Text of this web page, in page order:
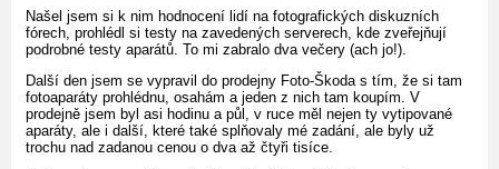
Našel jsem si k nim hodnocení lidí na fotografických diskuzních
fórech, prohlédl si testy na zavedených serverech, kde zveřejňují
podrobné testy aparátů. To mi zabralo dva večery (ach jo!).
Další den jsem se vypravil do prodejny Foto-Škoda s tím, že si tam
fotoaparáty prohlédnu, osahám a jeden z nich tam koupím. V
prodejně jsem byl asi hodinu a půl, v ruce měl nejen ty vytipované
aparáty, ale i další, které také splňovaly mé zadání, ale byly už
trochu nad zadanou cenou o dva až čtyři tisíce.